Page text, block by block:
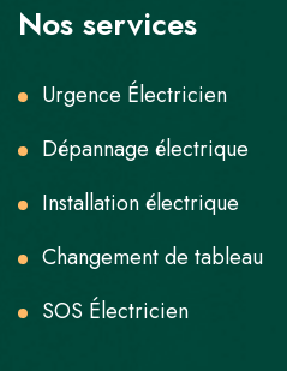
Nos services
Urgence Électricien
Dépannage électrique
Installation électrique
Changement de tableau
SOS Électricien